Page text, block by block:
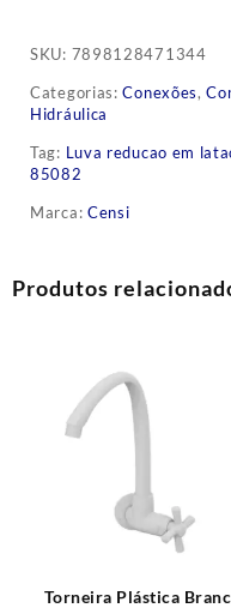
SKU: 7898128471344
Categorias:Conexões,
Hidráulica
Tag: Luva reducao em
85082
Marca: Censi
Produtos
Torneira Plástica